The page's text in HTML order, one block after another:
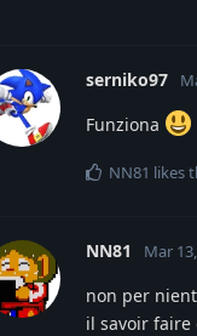
serniko97
Funziona
NN81 likes
NN81 Mar
non per
il savoir faire